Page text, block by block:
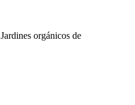
orgánicos de